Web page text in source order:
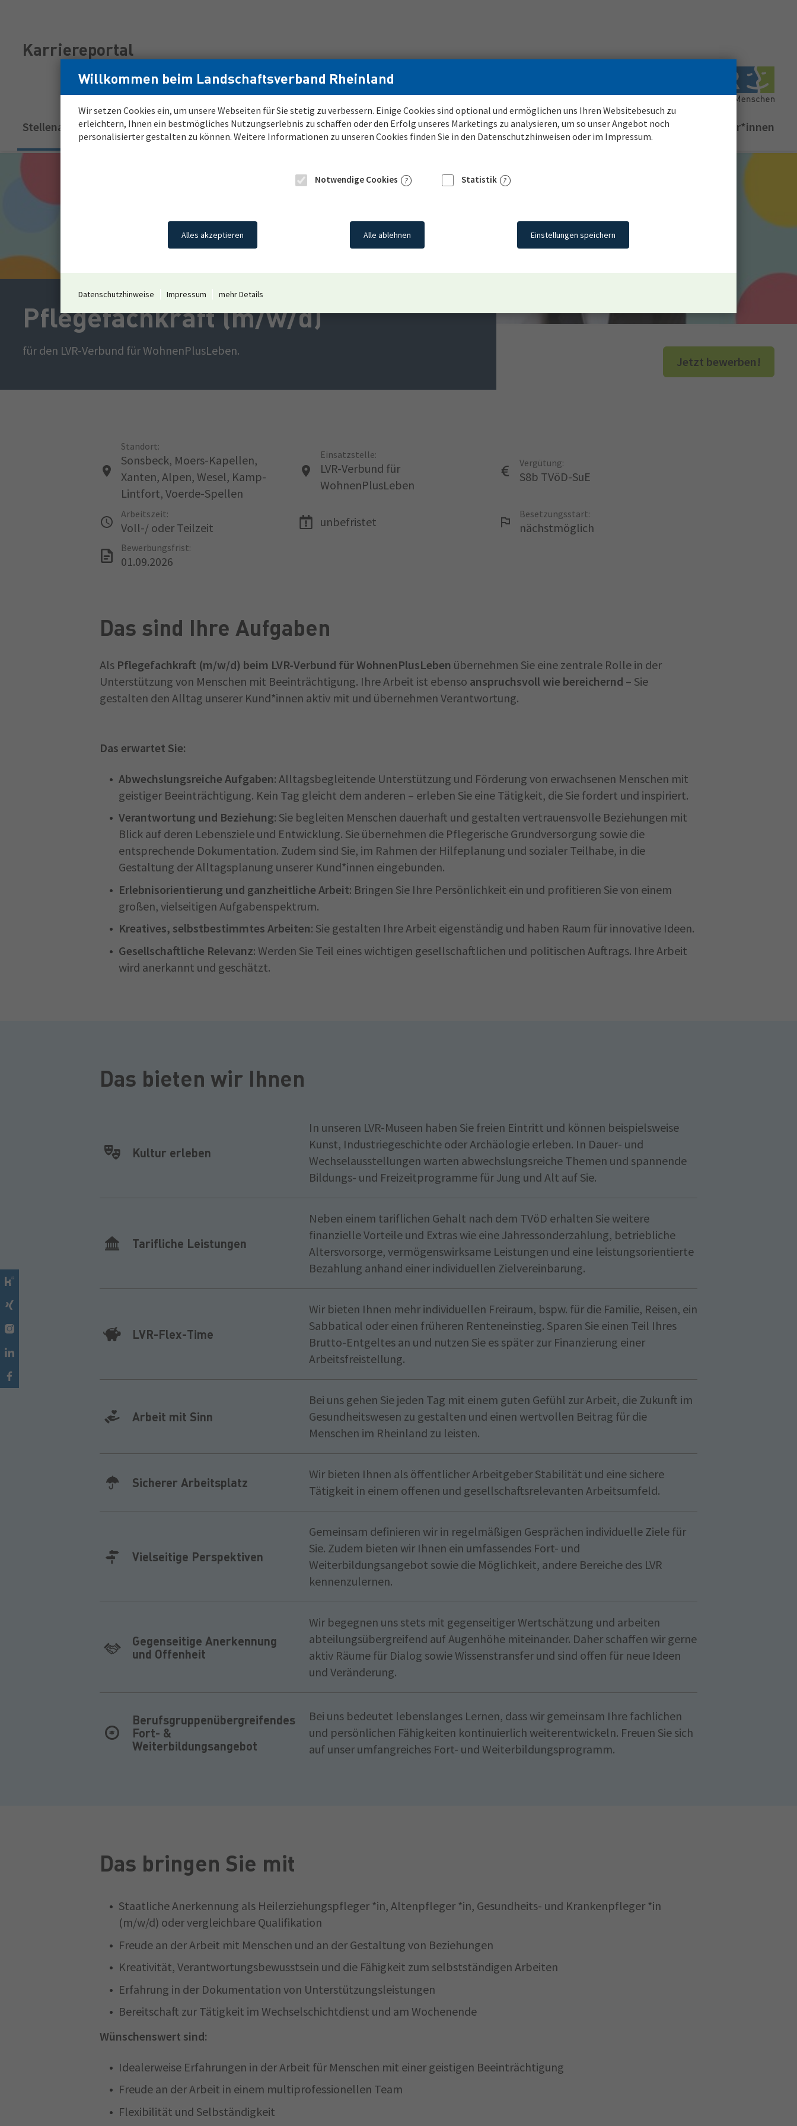
für
Bewerber*innen
für
Bewerber*innen
Karriereportal
Hauptnavigation
Stellenangebote
(aktuell) Meine Karriere Job Abo Karriere beim LVR Login fürregistrierte Bewerber*innen
Willkommen beim Landschaftsverband Rheinland
Wir setzen Cookies ein, um unsere Webseiten für Sie stetig zu verbessern. Einige Cookies sind optional und ermöglichen uns Ihren Websitebesuch zu
erleichtern, Ihnen ein bestmögliches Nutzungserlebnis zu schaffen oder den Erfolg unseres Marketings zu analysieren, um so unser Angebot noch
personalisierter gestalten zu können. Weitere Informationen zu unseren Cookies finden Sie in den Datenschutzhinweisen oder im Impressum.
Notwendige Cookies Statistik
Alles akzeptieren Alle ablehnen Einstellungen speichern
Datenschutzhinweise Impressum mehr Details
Pflegefachkraft (m/w/d)
für den LVR-Verbund für WohnenPlusLeben.
Jetzt bewerben!
Standort:
Sonsbeck, Moers-Kapellen,
Xanten, Alpen, Wesel, Kamp-
Lintfort, Voerde-Spellen
Einsatzstelle:
LVR-Verbund für
WohnenPlusLeben
Vergütung:
S8b TVöD-SuE
Arbeitszeit:
Voll-/ oder Teilzeit unbefristet
Besetzungsstart:
nächstmöglich
Bewerbungsfrist:
01.09.2026
Das sind Ihre Aufgaben
Als Pflegefachkraft (m/w/d) beim LVR-Verbund für WohnenPlusLeben übernehmen Sie eine zentrale Rolle in der
Unterstützung von Menschen mit Beeinträchtigung. Ihre Arbeit ist ebenso anspruchsvoll wie bereichernd – Sie
gestalten den Alltag unserer Kund*innen aktiv mit und übernehmen Verantwortung.
Das erwartet Sie:
Abwechslungsreiche Aufgaben: Alltagsbegleitende Unterstützung und Förderung von erwachsenen Menschen mit
geistiger Beeinträchtigung. Kein Tag gleicht dem anderen – erleben Sie eine Tätigkeit, die Sie fordert und inspiriert.
Verantwortung und Beziehung: Sie begleiten Menschen dauerhaft und gestalten vertrauensvolle Beziehungen mit
Blick auf deren Lebensziele und Entwicklung. Sie übernehmen die Pflegerische Grundversorgung sowie die
entsprechende Dokumentation. Zudem sind Sie, im Rahmen der Hilfeplanung und sozialer Teilhabe, in die
Gestaltung der Alltagsplanung unserer Kund*innen eingebunden.
Erlebnisorientierung und ganzheitliche Arbeit: Bringen Sie Ihre Persönlichkeit ein und profitieren Sie von einem
großen, vielseitigen Aufgabenspektrum.
Kreatives, selbstbestimmtes Arbeiten: Sie gestalten Ihre Arbeit eigenständig und haben Raum für innovative Ideen.
Gesellschaftliche Relevanz: Werden Sie Teil eines wichtigen gesellschaftlichen und politischen Auftrags. Ihre Arbeit
wird anerkannt und geschätzt.
Das bieten wir Ihnen
Kultur erleben
In unseren LVR-Museen haben Sie freien Eintritt und können beispielsweise
Kunst, Industriegeschichte oder Archäologie erleben. In Dauer- und
Wechselausstellungen warten abwechslungsreiche Themen und spannende
Bildungs- und Freizeitprogramme für Jung und Alt auf Sie.
Tarifliche Leistungen
Neben einem tariflichen Gehalt nach dem TVöD erhalten Sie weitere
finanzielle Vorteile und Extras wie eine Jahressonderzahlung, betriebliche
Altersvorsorge, vermögenswirksame Leistungen und eine leistungsorientierte
Bezahlung anhand einer individuellen Zielvereinbarung.
LVR-Flex-Time
Wir bieten Ihnen mehr individuellen Freiraum, bspw. für die Familie, Reisen, ein
Sabbatical oder einen früheren Renteneinstieg. Sparen Sie einen Teil Ihres
Brutto-Entgeltes an und nutzen Sie es später zur Finanzierung einer
Arbeitsfreistellung.
Arbeit mit Sinn
Bei uns gehen Sie jeden Tag mit einem guten Gefühl zur Arbeit, die Zukunft im
Gesundheitswesen zu gestalten und einen wertvollen Beitrag für die
Menschen im Rheinland zu leisten.
Sicherer Arbeitsplatz
Wir bieten Ihnen als öffentlicher Arbeitgeber Stabilität und eine sichere
Tätigkeit in einem offenen und gesellschaftsrelevanten Arbeitsumfeld.
Vielseitige Perspektiven
Gemeinsam definieren wir in regelmäßigen Gesprächen individuelle Ziele für
Sie. Zudem bieten wir Ihnen ein umfassendes Fort- und
Weiterbildungsangebot sowie die Möglichkeit, andere Bereiche des LVR
kennenzulernen.
Gegenseitige Anerkennung
und Offenheit
Wir begegnen uns stets mit gegenseitiger Wertschätzung und arbeiten
abteilungsübergreifend auf Augenhöhe miteinander. Daher schaffen wir gerne
aktiv Räume für Dialog sowie Wissenstransfer und sind offen für neue Ideen
und Veränderung.
Berufsgruppenübergreifendes
Fort- &
Weiterbildungsangebot
Bei uns bedeutet lebenslanges Lernen, dass wir gemeinsam Ihre fachlichen
und persönlichen Fähigkeiten kontinuierlich weiterentwickeln. Freuen Sie sich
auf unser umfangreiches Fort- und Weiterbildungsprogramm.
Das bringen Sie mit
Staatliche Anerkennung als Heilerziehungspfleger *in, Altenpfleger *in, Gesundheits- und Krankenpfleger *in
(m/w/d) oder vergleichbare Qualifikation
Freude an der Arbeit mit Menschen und an der Gestaltung von Beziehungen
Kreativität, Verantwortungsbewusstsein und die Fähigkeit zum selbstständigen Arbeiten
Erfahrung in der Dokumentation von Unterstützungsleistungen
Bereitschaft zur Tätigkeit im Wechselschichtdienst und am Wochenende
Wünschenswert sind:
Idealerweise Erfahrungen in der Arbeit für Menschen mit einer geistigen Beeinträchtigung
Freude an der Arbeit in einem multiprofessionellen Team
Flexibilität und Selbständigkeit